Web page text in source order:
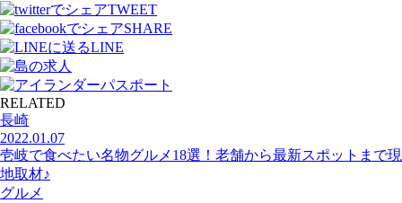
TWEET
SHARE
LINE
RELATED
長崎
2022.01.07
壱岐で食べたい名物グルメ18選！老舗から最新スポットまで現
地取材♪
グルメ